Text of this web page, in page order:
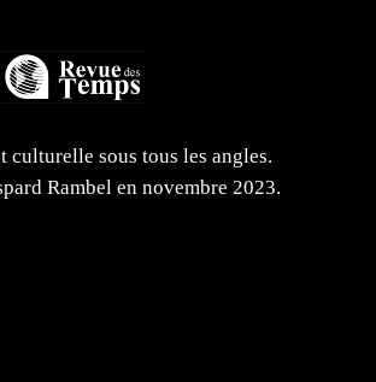
sous tous les angles.
Rambel en novembre 2023.